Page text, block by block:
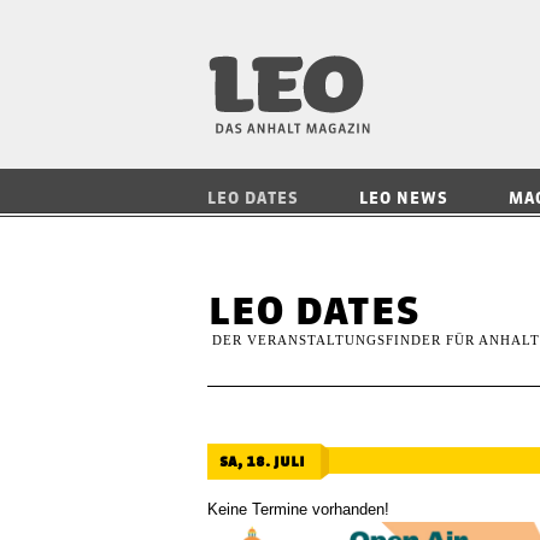
LEO DATES LEO NEWS
leo dates
DER VERANSTALTUNGSFINDER FÜR ANHALT
sa, 18. juli
Keine Termine vorhanden!